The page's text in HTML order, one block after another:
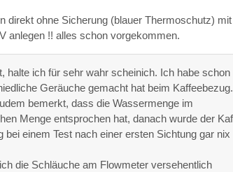
direkt ohne Sicherung (blauer Thermoschutz) mit
anlegen !! alles schon vorgekommen.
halte ich für sehr wahr scheinich. Ich habe schon
Geräuche gemacht hat beim Kaffeebezug.
bemerkt, dass die Wassermenge im
Menge entsprochen hat, danach wurde der
einem Test nach einer ersten Sichtung gar nix
die Schläuche am Flowmeter versehentlich